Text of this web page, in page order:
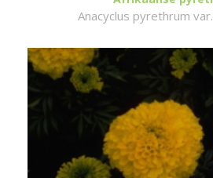
Anacyclus pyrethrum